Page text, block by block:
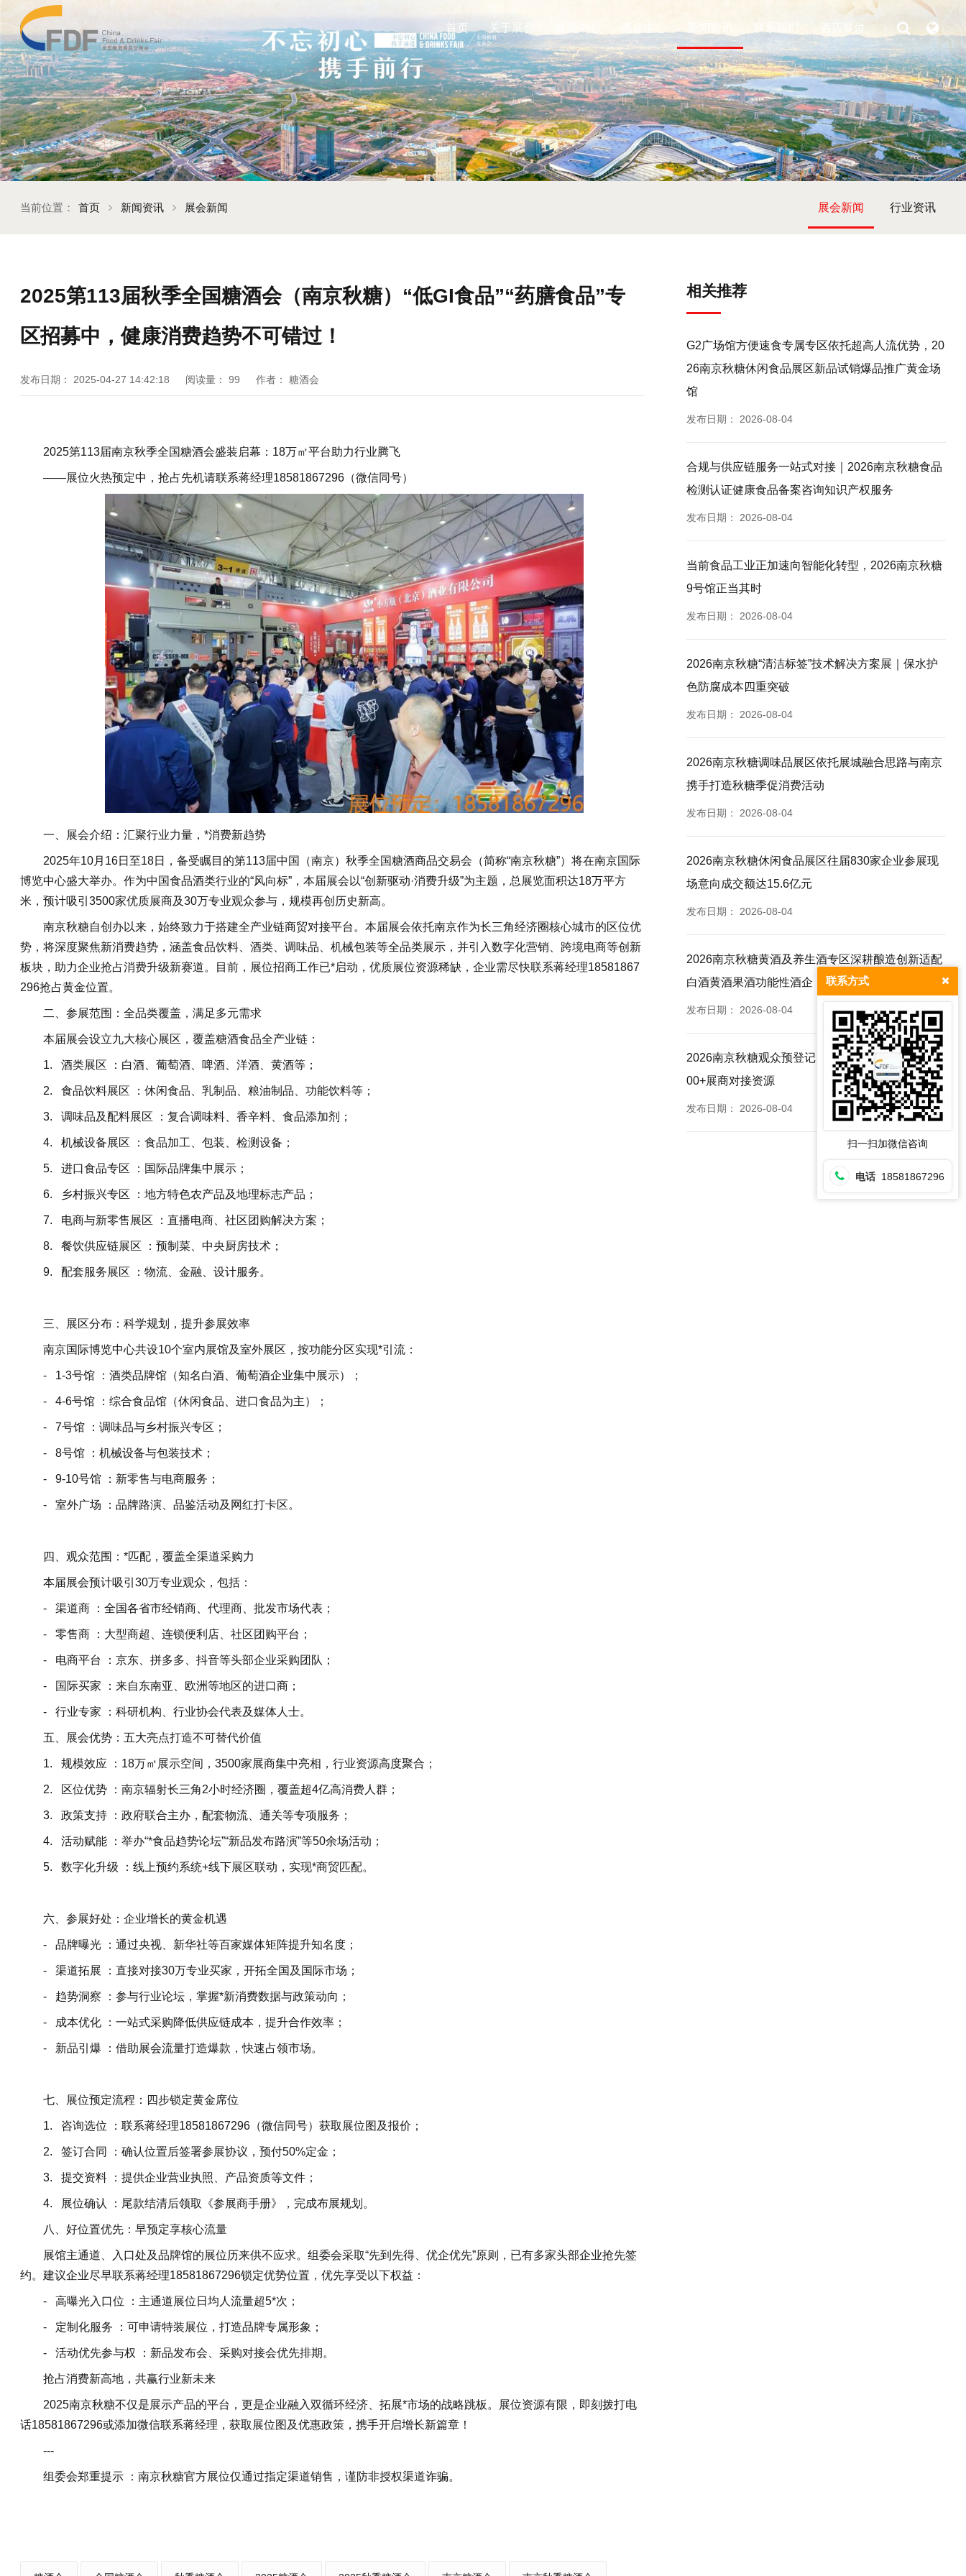
首页 关于展会 酒店展位
当前位置： 首页 新闻资讯 展会新闻 展会新闻 行业资讯
2025第113届秋季全国糖酒会（南京秋糖）“低GI食品”“药膳食品”专
区招募中，健康消费趋势不可错过！
发布日期： 2025-04-27 14:42:18 阅读量： 99 作者： 糖酒会
2025第113届南京秋季全国糖酒会盛装启幕：18万㎡平台助力行业腾飞
——展位火热预定中，抢占先机请联系蒋经理18581867296（微信同号）
一、展会介绍：汇聚行业力量，*消费新趋势
2025年10月16日至18日，备受瞩目的第113届中国（南京）秋季全国糖酒商品交易会（简称“南京秋糖”）将在南京国际
博览中心盛大举办。作为中国食品酒类行业的“风向标”，本届展会以“创新驱动·消费升级”为主题，总展览面积达18万平方
米，预计吸引3500家优质展商及30万专业观众参与，规模再创历史新高。
南京秋糖自创办以来，始终致力于搭建全产业链商贸对接平台。本届展会依托南京作为长三角经济圈核心城市的区位优
势，将深度聚焦新消费趋势，涵盖食品饮料、酒类、调味品、机械包装等全品类展示，并引入数字化营销、跨境电商等创新
板块，助力企业抢占消费升级新赛道。目前，展位招商工作已*启动，优质展位资源稀缺，企业需尽快联系蒋经理18581867
296抢占黄金位置。
二、参展范围：全品类覆盖，满足多元需求
本届展会设立九大核心展区，覆盖糖酒食品全产业链：
1. 酒类展区 ：白酒、葡萄酒、啤酒、洋酒、黄酒等；
2. 食品饮料展区 ：休闲食品、乳制品、粮油制品、功能饮料等；
3. 调味品及配料展区 ：复合调味料、香辛料、食品添加剂；
4. 机械设备展区 ：食品加工、包装、检测设备；
5. 进口食品专区 ：国际品牌集中展示；
6. 乡村振兴专区 ：地方特色农产品及地理标志产品；
7. 电商与新零售展区 ：直播电商、社区团购解决方案；
8. 餐饮供应链展区 ：预制菜、中央厨房技术；
9. 配套服务展区 ：物流、金融、设计服务。
三、展区分布：科学规划，提升参展效率
南京国际博览中心共设10个室内展馆及室外展区，按功能分区实现*引流：
- 1-3号馆 ：酒类品牌馆（知名白酒、葡萄酒企业集中展示）；
- 4-6号馆 ：综合食品馆（休闲食品、进口食品为主）；
- 7号馆 ：调味品与乡村振兴专区；
- 8号馆 ：机械设备与包装技术；
- 9-10号馆 ：新零售与电商服务；
- 室外广场 ：品牌路演、品鉴活动及网红打卡区。
四、观众范围：*匹配，覆盖全渠道采购力
本届展会预计吸引30万专业观众，包括：
- 渠道商 ：全国各省市经销商、代理商、批发市场代表；
- 零售商 ：大型商超、连锁便利店、社区团购平台；
- 电商平台 ：京东、拼多多、抖音等头部企业采购团队；
- 国际买家 ：来自东南亚、欧洲等地区的进口商；
- 行业专家 ：科研机构、行业协会代表及媒体人士。
五、展会优势：五大亮点打造不可替代价值
1. 规模效应 ：18万㎡展示空间，3500家展商集中亮相，行业资源高度聚合；
2. 区位优势 ：南京辐射长三角2小时经济圈，覆盖超4亿高消费人群；
3. 政策支持 ：政府联合主办，配套物流、通关等专项服务；
4. 活动赋能 ：举办“*食品趋势论坛”“新品发布路演”等50余场活动；
5. 数字化升级 ：线上预约系统+线下展区联动，实现*商贸匹配。
六、参展好处：企业增长的黄金机遇
- 品牌曝光 ：通过央视、新华社等百家媒体矩阵提升知名度；
- 渠道拓展 ：直接对接30万专业买家，开拓全国及国际市场；
- 趋势洞察 ：参与行业论坛，掌握*新消费数据与政策动向；
- 成本优化 ：一站式采购降低供应链成本，提升合作效率；
- 新品引爆 ：借助展会流量打造爆款，快速占领市场。
七、展位预定流程：四步锁定黄金席位
1. 咨询选位 ：联系蒋经理18581867296（微信同号）获取展位图及报价；
2. 签订合同 ：确认位置后签署参展协议，预付50%定金；
3. 提交资料 ：提供企业营业执照、产品资质等文件；
4. 展位确认 ：尾款结清后领取《参展商手册》，完成布展规划。
八、好位置优先：早预定享核心流量
展馆主通道、入口处及品牌馆的展位历来供不应求。组委会采取“先到先得、优企优先”原则，已有多家头部企业抢先签
约。建议企业尽早联系蒋经理18581867296锁定优势位置，优先享受以下权益：
- 高曝光入口位 ：主通道展位日均人流量超5*次；
- 定制化服务 ：可申请特装展位，打造品牌专属形象；
- 活动优先参与权 ：新品发布会、采购对接会优先排期。
抢占消费新高地，共赢行业新未来
2025南京秋糖不仅是展示产品的平台，更是企业融入双循环经济、拓展*市场的战略跳板。展位资源有限，即刻拨打电
话18581867296或添加微信联系蒋经理，获取展位图及优惠政策，携手开启增长新篇章！
---
组委会郑重提示 ：南京秋糖官方展位仅通过指定渠道销售，谨防非授权渠道诈骗。
相关推荐
G2广场馆方便速食专属专区依托超高人流优势，20
26南京秋糖休闲食品展区新品试销爆品推广黄金场
馆
发布日期： 2026-08-04
合规与供应链服务一站式对接｜2026南京秋糖食品
检测认证健康食品备案咨询知识产权服务
发布日期： 2026-08-04
当前食品工业正加速向智能化转型，2026南京秋糖
9号馆正当其时
发布日期： 2026-08-04
2026南京秋糖“清洁标签”技术解决方案展｜保水护
色防腐成本四重突破
发布日期： 2026-08-04
2026南京秋糖调味品展区依托展城融合思路与南京
携手打造秋糖季促消费活动
发布日期： 2026-08-04
2026南京秋糖休闲食品展区往届830家企业参展现
场意向成交额达15.6亿元
发布日期： 2026-08-04
2026南京秋糖黄酒及养生酒专区深耕酿造创新适配
白酒黄酒果酒功能性酒企
发布日期： 2026-08-04
2026南京秋糖观众预登记免票福利提前登记锁定35
00+展商对接资源
发布日期： 2026-08-04
联系方式
扫一扫加微信咨询
电话 18581867296